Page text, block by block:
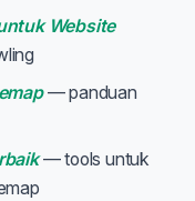
Website
— panduan
— tools untuk